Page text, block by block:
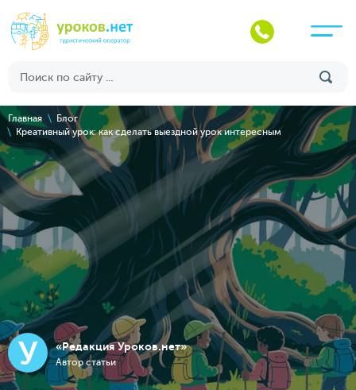
Главная
Блог
Креативный урок: как сделать выездной урок интересным
У «Редакция Уроков.нет»
Автор статьи